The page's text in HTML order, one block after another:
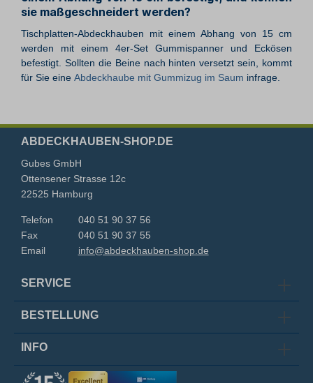
sie maßgeschneidert werden?
Tischplatten-Abdeckhauben mit einem Abhang von 15 cm
werden mit einem 4er-Set Gummispanner und Eckösen
befestigt. Sollten die Beine nach hinten versetzt sein, kommt
für Sie eine Abdeckhaube mit Gummizug im Saum infrage.
ABDECKHAUBEN-SHOP.DE
Gubes GmbH
Ottensener Strasse 12c
22525 Hamburg
Telefon
040 51 90 37 56
Fax
040 51 90 37 55
Email
info@abdeckhauben-shop.de
SERVICE
BESTELLUNG
INFO